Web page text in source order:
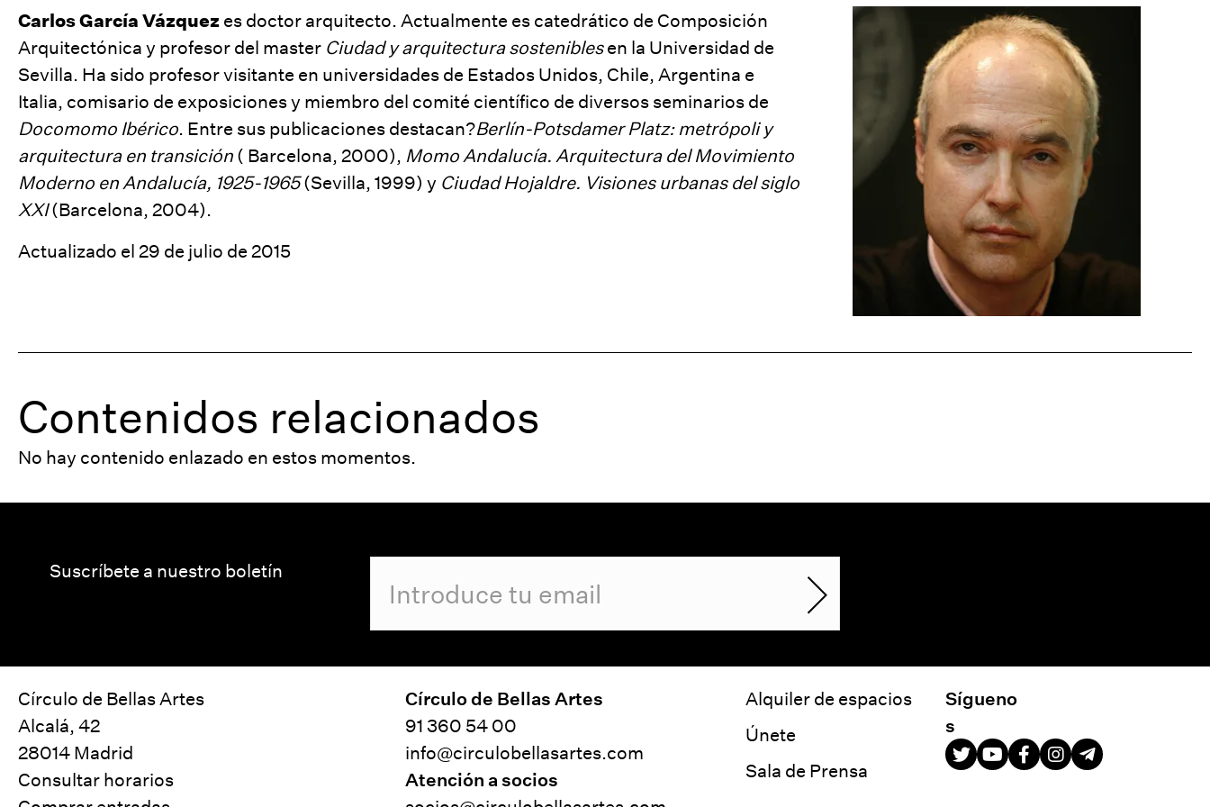
Carlos García Vázquezes doctor arquitecto. Actualmente es catedrático de Composición
Arquitectónica y profesor del master Ciudad y arquitectura sosteniblesen la Universidad de
Sevilla. Ha sido profesor visitante en universidades de Estados Unidos, Chile, Argentina e
Italia, comisario de exposiciones y miembro del comité científico de diversos seminarios de
Docomomo Ibérico. Entre sus publicaciones destacan?Berlín-Potsdamer Platz: metrópoli y
arquitectura en transición( Barcelona, 2000), Momo Andalucía. Arquitectura del Movimiento
Moderno en Andalucía, 1925-1965(Sevilla, 1999) y Ciudad Hojaldre. Visiones urbanas del siglo
XXI(Barcelona, 2004).
Actualizado el 29 de julio de 2015
Contenidos relacionados
No hay contenido enlazado en estos momentos.
Suscríbete a nuestro boletín
Círculo de Bellas Artes
Alcalá, 42
28014 Madrid
Consultar horarios
Círculo de Bellas Artes
91 360 54 00
info@circulobellasartes.com
Atención a socios
Alquiler de espacios
Únete
Sala de Prensa
Sígueno
s